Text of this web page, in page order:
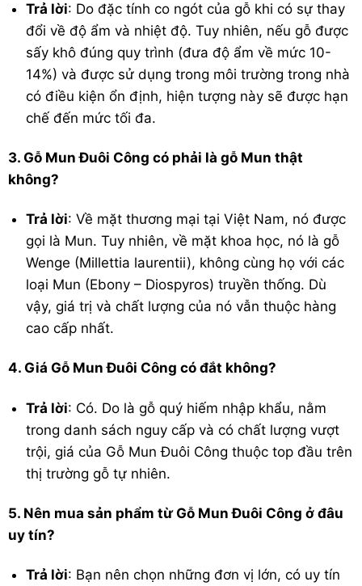
Trả lời: Do đặc tính co ngót của gỗ khi có sự thay
đổi về độ ẩm và nhiệt độ. Tuy nhiên, nếu gỗ được
sấy khô đúng quy trình (đưa độ ẩm về mức 10-
14%) và được sử dụng trong môi trường trong nhà
có điều kiện ổn định, hiện tượng này sẽ được hạn
chế đến mức tối đa.
3. Gỗ Mun Đuôi Công có phải là gỗ Mun thật
không?
Trả lời: Về mặt thương mại tại Việt Nam, nó được
gọi là Mun. Tuy nhiên, về mặt khoa học, nó là gỗ
Wenge (Millettia laurentii), không cùng họ với các
loại Mun (Ebony – Diospyros) truyền thống. Dù
vậy, giá trị và chất lượng của nó vẫn thuộc hàng
cao cấp nhất.
4. Giá Gỗ Mun Đuôi Công có đắt không?
Trả lời: Có. Do là gỗ quý hiếm nhập khẩu, nằm
trong danh sách nguy cấp và có chất lượng vượt
trội, giá của Gỗ Mun Đuôi Công thuộc top đầu trên
thị trường gỗ tự nhiên.
5. Nên mua sản phẩm từ Gỗ Mun Đuôi Công ở đâu
uy tín?
Trả lời: Bạn nên chọn những đơn vị lớn, có uy tín